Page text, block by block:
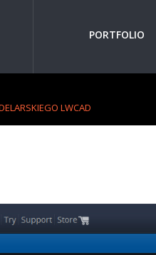
PORTFOLIO
LWCAD